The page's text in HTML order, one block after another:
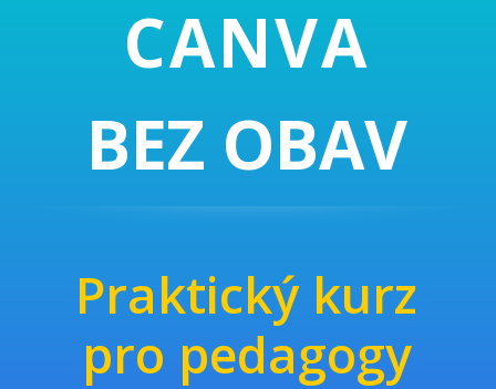
CANVA
BEZ OBAV
Praktický kurz
pro pedagogy